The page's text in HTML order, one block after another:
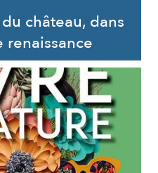
château, dans
renaissance